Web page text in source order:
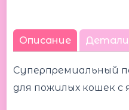
Описание Детали
Суперпремиальный
для пожилых кошек с